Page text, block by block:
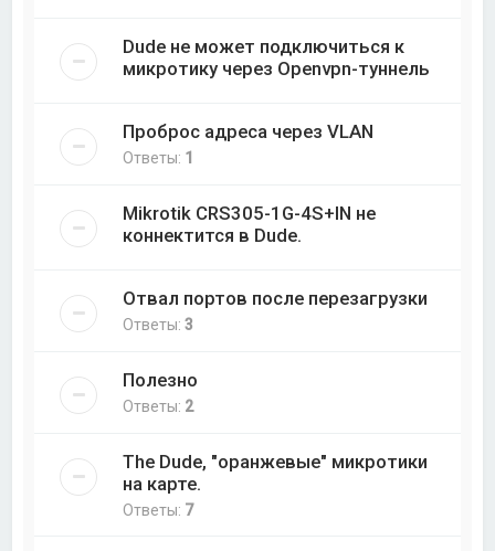
Dude не может подключиться к
микротику через Openvpn-туннель
Проброс адреса через VLAN
Ответы: 1
Mikrotik CRS305-1G-4S+IN не
коннектится в Dude.
Отвал портов после перезагрузки
Ответы:3
Полезно
Ответы: 2
The Dude, "оранжевые" микротики
на карте.
Ответы: 7